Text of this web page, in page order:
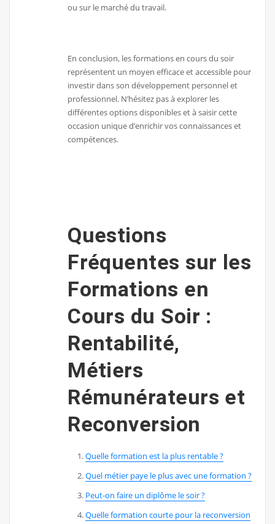
ou sur le marché du travail.
En conclusion, les formations en cours du soir
représentent un moyen efficace et accessible pour
investir dans son développement personnel et
professionnel. N’hésitez pas à explorer les
différentes options disponibles et à saisir cette
occasion unique d’enrichir vos connaissances et
compétences.
Questions
Fréquentes sur les
Formations en
Cours du Soir :
Rentabilité,
Métiers
Rémunérateurs et
Reconversion
Quelle formation est la plus rentable ?
Quel métier paye le plus avec une formation ?
Peut-on faire un diplôme le soir ?
Quelle formation courte pour la reconversion